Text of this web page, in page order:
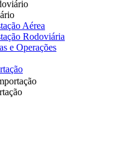
Aérea
Rodoviária
e Operações